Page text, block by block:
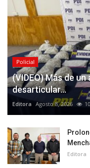
Policial
(VIDEO) Más de
desarticular...
Editora Agosto 8, 2026
Editora